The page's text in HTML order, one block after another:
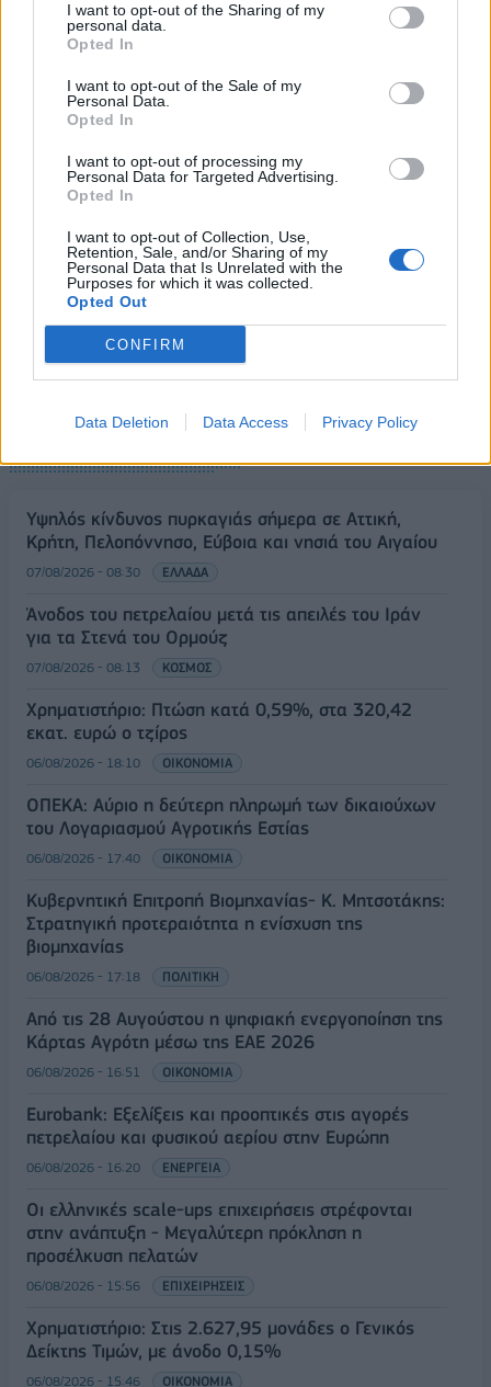
I want to opt-out of the Sharing of my
personal data.
Opted In
I want to opt-out of the Sale of my
Personal Data.
Opted In
I want to opt-out of processing my
Personal Data for Targeted Advertising.
Opted In
I want to opt-out of Collection, Use,
Retention, Sale, and/or Sharing of my
Personal Data that Is Unrelated with the
Purposes for which it was collected.
Opted Out
CONFIRM
Data Deletion Data Access Privacy Policy
ΕΟΔΥ: Αποτελέσματα και
Through Testing
02/12/2020 - 12:19
Δεκεμβρίου
Υψηλός κίνδυνος πυρκαγιάς σήμερα σε Αττική,
Κρήτη, Πελοπόννησο, Εύβοια και νησιά του Αιγαίου
07/08/2026 - 08:30 ΕΛΛΑΔΑ
Άνοδος του πετρελαίου μετά τις απειλές του Ιράν
για τα Στενά του Ορμούζ
07/08/2026 - 08:13 ΚΟΣΜΟΣ
Χρηματιστήριο: Πτώση κατά 0,59%, στα 320,42
εκατ. ευρώ ο τζίρος
06/08/2026 - 18:10 ΟΙΚΟΝΟΜΙΑ
ΟΠΕΚΑ: Αύριο η δεύτερη πληρωμή των δικαιούχων
του Λογαριασμού Αγροτικής Εστίας
06/08/2026 - 17:40 ΟΙΚΟΝΟΜΙΑ
Κυβερνητική Επιτροπή Βιομηχανίας- Κ. Μητσοτάκης:
Στρατηγική προτεραιότητα η ενίσχυση της
βιομηχανίας
06/08/2026 - 17:18 ΠΟΛΙΤΙΚΗ
Από τις 28 Αυγούστου η ψηφιακή ενεργοποίηση της
Κάρτας Αγρότη μέσω της ΕΑΕ 2026
06/08/2026 - 16:51 ΟΙΚΟΝΟΜΙΑ
Eurobank: Εξελίξεις και προοπτικές στις αγορές
πετρελαίου και φυσικού αερίου στην Ευρώπη
06/08/2026 - 16:20 ΕΝΕΡΓΕΙΑ
Οι ελληνικές scale-ups επιχειρήσεις στρέφονται
στην ανάπτυξη - Μεγαλύτερη πρόκληση η
προσέλκυση πελατών
06/08/2026 - 15:56 ΕΠΙΧΕΙΡΗΣΕΙΣ
Χρηματιστήριο: Στις 2.627,95 μονάδες ο Γενικός
Δείκτης Τιμών, με άνοδο 0,15%
06/08/2026 - 15:46 ΟΙΚΟΝΟΜΙΑ